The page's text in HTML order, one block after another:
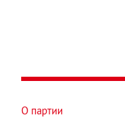
О партии